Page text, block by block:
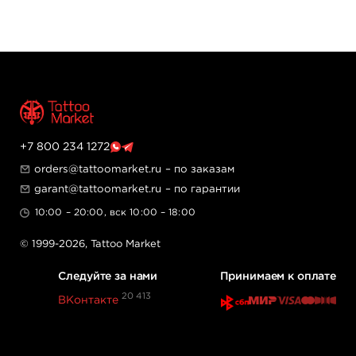
Tattoo Revive Stencil 100ml доступен для заказа по 1
+7 800 234 1272
orders@tattoomarket.ru – по заказам
garant@tattoomarket.ru – по гарантии
10:00 – 20:00, вск 10:00 – 18:00
© 1999-2026, Tattoo Market
Следуйте за нами
ВКонтакте 20 413
Принимаем к оплате